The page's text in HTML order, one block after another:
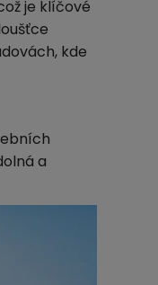
je klíčové
kde
a